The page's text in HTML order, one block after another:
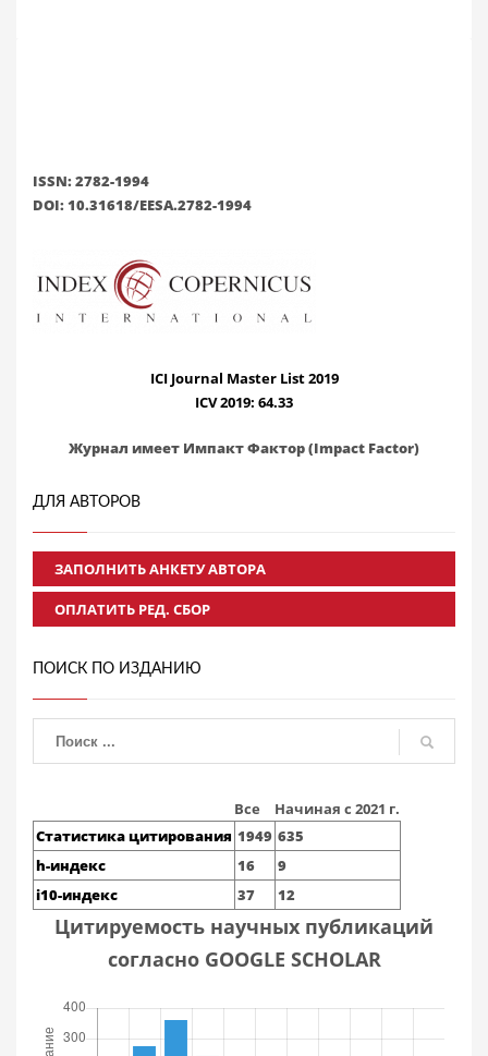
ISSN: 2782-1994
DOI: 10.31618/EESA.2782-1994
ICI Journal Master List 2019
ICV 2019: 64.33
Журнал имеет Импакт Фактор (Impact Factor)
ДЛЯ АВТОРОВ
ЗАПОЛНИТЬ АНКЕТУ АВТОРА
ОПЛАТИТЬ РЕД. СБОР
ПОИСК ПО ИЗДАНИЮ
Все
Начиная с 2021 г.
Статистика цитирования 1949 635
h-индекс
16
9
i10-индекс
37 12
Цитируемость научных публикаций
согласно GOOGLE SCHOLAR